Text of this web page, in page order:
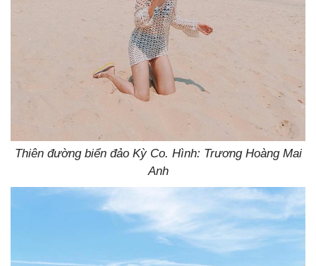
Thiên đường biển đảo Kỳ Co. Hình: Trương Hoàng Mai
Anh